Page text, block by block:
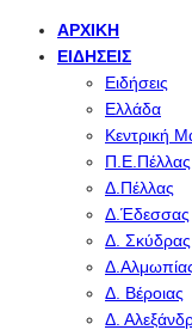
ΑΡΧΙΚΉ
ΕΙΔΉΣΕΙΣ
Ειδήσεις
Ελλάδα
Κεντρική
Π.Ε.Πέλλας
Δ.Πέλλας
Δ.Έδεσσας
Δ. Σκύδρας
Δ. Βέροιας
Δ.